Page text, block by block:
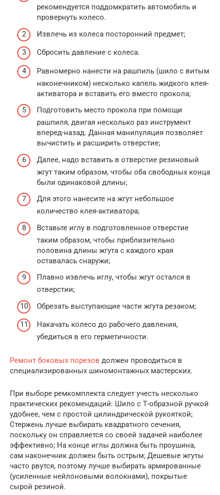
рекомендуется поддомкратить автомобиль и
провернуть колесо.
Извлечь из колеса посторонний предмет;
Сбросить давление с колеса.
Равномерно нанести на рашпиль (шило с витым
наконечником) несколько капель жидкого клея-
активатора и вставить его вместо прокола;
Подготовить место прокола при помощи
рашпиля, двигая несколько раз инструмент
вперед-назад. Данная манипуляция позволяет
вычистить и расширить отверстие;
Далее, надо вставить в отверстие резиновый
жгут таким образом, чтобы оба свободных конца
были одинаковой длины;
Для этого нанесите на жгут небольшое
количество клея-активатора;
Вставьте иглу в подготовленное отверстие
таким образом, чтобы приблизительно
половина длины жгута с каждого края
оставалась снаружи;
Плавно извлечь иглу, чтобы жгут остался в
отверстии;
Обрезать выступающие части жгута резаком;
Накачать колесо до рабочего давления,
убедиться в его герметичности.
Ремонт боковых порезов должен проводиться в
специализированных шиномонтажных мастерских.
При выборе ремкомплекта следует учесть несколько
практических рекомендаций: Шило с Т-образной ручкой
удобнее, чем с простой цилиндрической рукояткой;
Стержень лучше выбирать квадратного сечения,
поскольку он справляется со своей задачей наиболее
эффективно; На конце иглы должна быть проушина,
сам наконечник должен быть острым; Дешевые жгуты
часто рвутся, поэтому лучше выбирать армированные
(усиленные нейлоновыми волокнами), покрытые
сырой резиной.